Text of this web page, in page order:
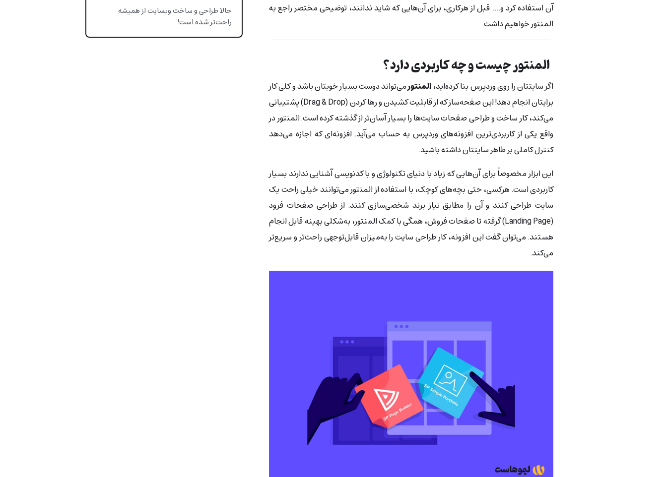
آن استفاده کرد و…. قبل از هرکاری، برای آن‌هایی که شاید ندانند، توضیحی مختصر راجع به
المنتور خواهیم داشت.
المنتور چیست و چه کاربردی دارد؟
اگر سایتتان را روی وردپرس بنا کرده‌اید،المنتورمی‌تواند دوست بسیار خوبتان باشد و کلی کار
برایتان انجام دهد! این صفحه‌ساز که از قابلیت کشیدن و رها کردن (Drag & Drop) پشتیبانی
می‌کند، کار ساخت و طراحی صفحات سایت‌ها را بسیار آسان‌تر از گذشته کرده است. المنتور در
واقع یکی از کاربردی‌ترین افزونه‌های وردپرس به حساب می‌آید. افزونه‌ای که اجازه می‌دهد
کنترل کاملی بر ظاهر سایتتان داشته باشید.
این ابزار مخصوصاً برای آن‌هایی که زیاد با دنیای تکنولوژی و با کدنویسی آشنایی ندارند بسیار
کاربردی است. هرکسی، حتی بچه‌های کوچک، با استفاده از المنتور می‌توانند خیلی راحت یک
سایت طراحی کنند و آن را مطابق نیاز برند شخصی‌سازی کنند. از طراحی صفحات فرود
(Landing Page) گرفته تا صفحات فروش، همگی با کمک المنتور، به‌شکلی بهینه قابل انجام
هستند. می‌توان گفت این افزونه، کار طراحی سایت را به‌میزان قابل‌توجهی راحت‌تر و سریع‌تر
می‌کند.
حالا طراحی و ساخت وبسایت از همیشه
راحت‌تر شده است!